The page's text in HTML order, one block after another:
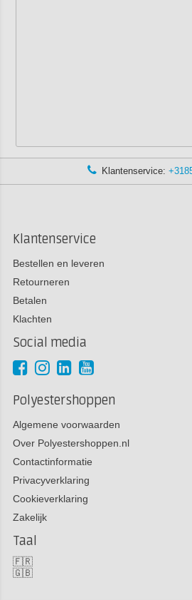
Klantenservice:
Klantenservice
Bestellen en leveren
Retourneren
Betalen
Klachten
Social media
Polyestershoppen
Algemene voorwaarden
Over Polyestershoppen.nl
Contactinformatie
Privacyverklaring
Cookieverklaring
Zakelijk
Taal
🇫🇷
🇬🇧